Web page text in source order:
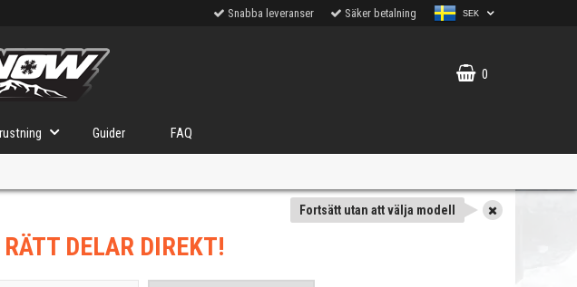
Snabba leveranser Säker betalning SEK
0
Guider FAQ
Fortsätt utan att välja modell
DELAR DIREKT!